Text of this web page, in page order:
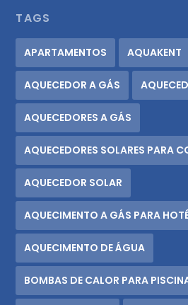
TAGS
APARTAMENTOS AQUAKENT
AQUECEDOR A GÁS
AQUECEDORES A GÁS
AQUECEDORES SOLARES PARA
AQUECEDOR SOLAR
AQUECIMENTO A GÁS PARA
AQUECIMENTO DE ÁGUA
BOMBAS DE CALOR PARA